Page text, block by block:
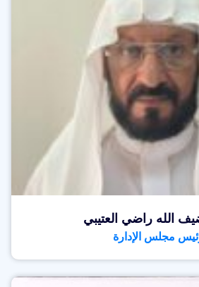
الله راضي العتيبي
مجلس الإدارة